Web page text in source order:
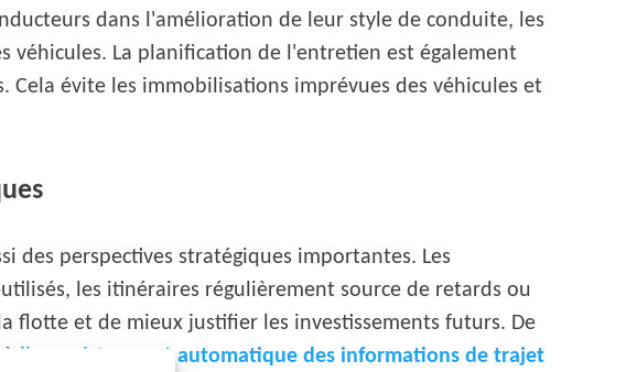
dans l'amélioration de leur style de conduite, les
La planification de l'entretien est également
Cela évite les immobilisations imprévues des véhicules et
des perspectives stratégiques importantes. Les
les itinéraires régulièrement source de retards ou
flotte et de mieux justifier les investissements futurs. De
l'enregistrement automatique des informations de trajet